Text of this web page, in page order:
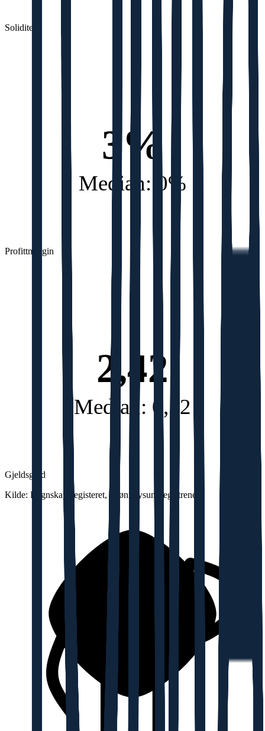
Soliditet
3%
Median: 0%
Profittmargin
2,42
Median: 0,52
Gjeldsgrad
Kilde: Regnskapsregisteret, Brønnøysundregistrene